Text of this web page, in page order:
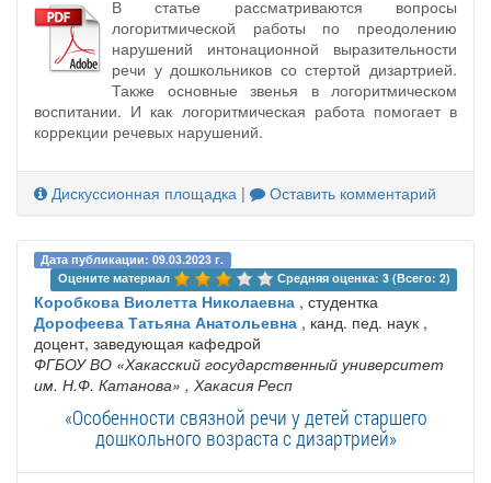
В статье рассматриваются вопросы
логоритмической работы по преодолению
нарушений интонационной выразительности
речи у дошкольников со стертой дизартрией.
Также основные звенья в логоритмическом
воспитании. И как логоритмическая работа помогает в
коррекции речевых нарушений.
Дискуссионная площадка | Оставить комментарий
Дата публикации: 09.03.2023 г.
Оцените материал
Средняя оценка: 3 (Всего: 2)
Коробкова Виолетта Николаевна , студентка
Дорофеева Татьяна Анатольевна , канд. пед. наук ,
доцент, заведующая кафедрой
ФГБОУ ВО «Хакасский государственный университет
им. Н.Ф. Катанова» , Хакасия Респ
«Особенности связной речи у детей старшего
дошкольного возраста с дизартрией»